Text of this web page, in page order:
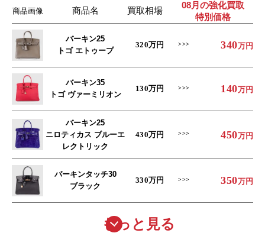
商品画像 商品名 買取相場
08月の強化買取
特別価格
バーキン25
トゴ エトゥープ
320万円 340万円
バーキン35
トゴ ヴァーミリオン
130万円 140万円
バーキン25
ニロティカス ブルーエ
レクトリック
430万円 450万円
バーキンタッチ30
ブラック
330万円 350万円
もっと見る